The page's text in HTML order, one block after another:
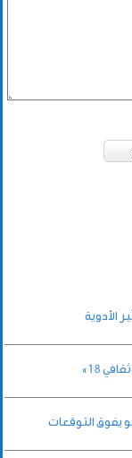
الأدوية
18»
يفوق التوقعات